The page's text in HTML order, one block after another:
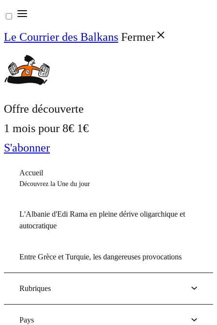
Aller
au
contenu
Le Courrier des Balkans Fermer
Offre découverte
1 mois pour 8€ 1€
S'abonner
Accueil
Découvrez la Une du jour
L'Albanie d'Edi Rama en pleine dérive oligarchique et
autocratique
Entre Grèce et Turquie, les dangereuses provocations
Rubriques
Pays